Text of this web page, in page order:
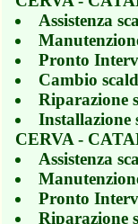
Assistenza
Pronto
Cambio
Riparazione
Installazione
CERVA -
Assistenza
Pronto
Riparazione